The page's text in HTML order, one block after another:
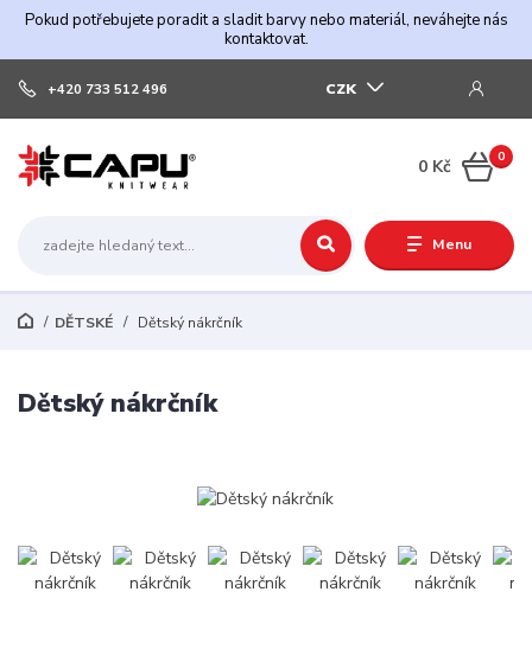
Pokud potřebujete poradit a sladit barvy nebo materiál, neváhejte nás
kontaktovat.
Menu
CZK
+420 733 512 496
0
0 Kč
DĚTSKÉ Dětský nákrčník
Dětský nákrčník